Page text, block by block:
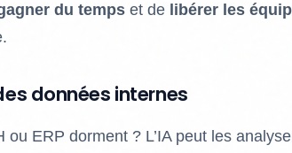
du temps et de libérer les
données internes
ERP dorment ? L’IA peut les